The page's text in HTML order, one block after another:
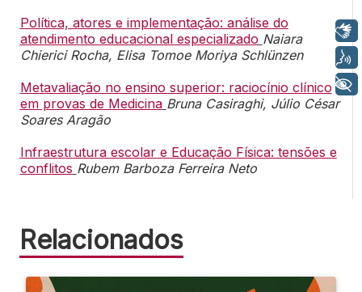
Política, atores e implementação: análise do
atendimento educacional especializado Naiara
Chierici Rocha, Elisa Tomoe Moriya Schlünzen
Metavaliação no ensino superior: raciocínio clínico
em provas de Medicina Bruna Casiraghi, Júlio César
Soares Aragão
Infraestrutura escolar e Educação Física: tensões e
conflitos Rubem Barboza Ferreira Neto
Relacionados
Libras
Voz
+ Acessibilidade